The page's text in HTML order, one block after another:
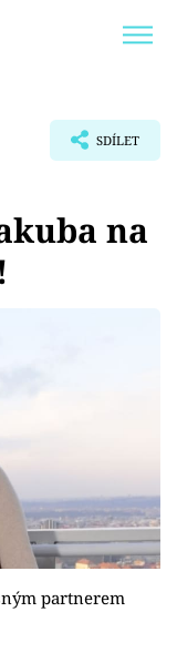
SDÍLET
na
partnerem